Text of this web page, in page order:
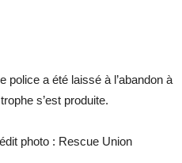
police a été laissé à l’abandon à
s’est produite.
photo : Rescue Union